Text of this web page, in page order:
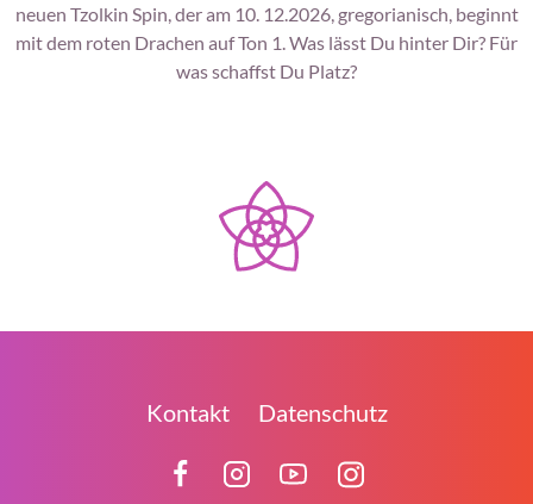
neuen Tzolkin Spin, der am 10. 12.2026, gregorianisch, beginnt
mit dem roten Drachen auf Ton 1. Was lässt Du hinter Dir? Für
was schaffst Du Platz?
Kontakt Datenschutz